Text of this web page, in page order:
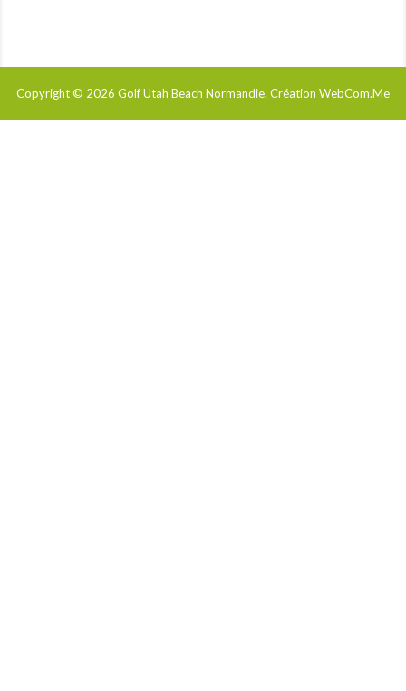
Copyright © 2026 Golf Utah Beach Normandie. Création WebCom.Me